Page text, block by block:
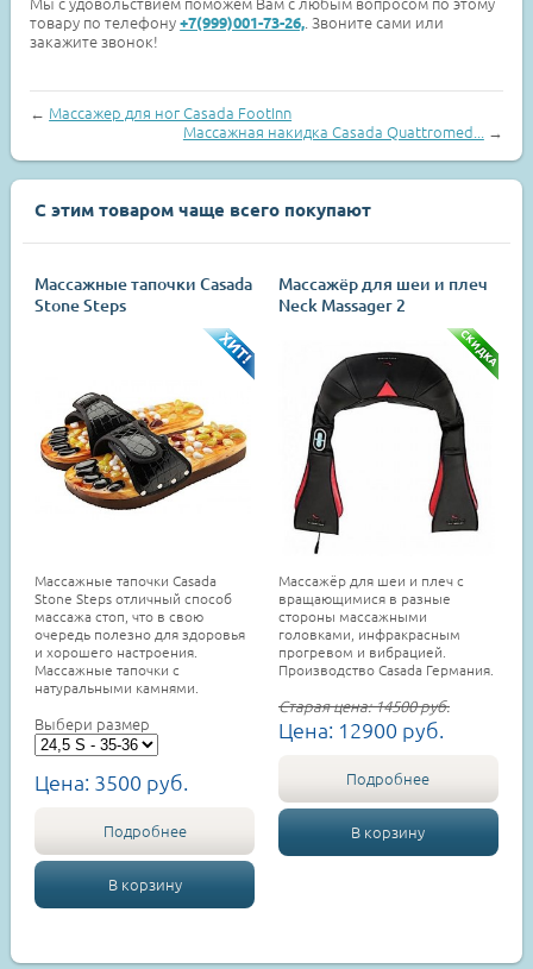
товару по телефону+7(999)001-73-26,. Звоните сами или
закажите звонок!
← Массажер для ног Casada FootInn
Массажная накидка Casada Quattromed...→
С этим товаром чаще всего покупают
Массажные тапочки Casada
Stone Steps
Массажные тапочки Casada
Stone Steps отличный способ
массажа стоп, что в свою
очередь полезно для здоровья
и хорошего настроения.
Массажные тапочки с
натуральными камнями.
Выбери размер
Цена: 3500 руб.
Подробнее
В корзину
Массажёр для шеи и плеч
Neck Massager 2
Массажёр для шеи и плеч с
вращающимися в разные
стороны массажными
головками, инфракрасным
прогревом и вибрацией.
Производство Casada Германия.
Старая цена:14500руб.
Цена: 12900 руб.
Подробнее
В корзину